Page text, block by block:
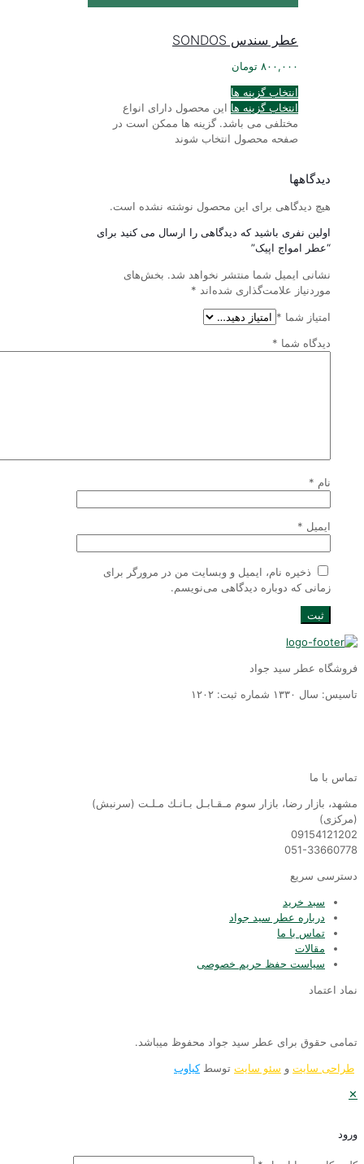
عطر سندس SONDOS
۸۰۰,۰۰۰ تومان
انتخاب گزینه ها
انتخاب گزینه ها این محصول دارای انواع
مختلفی می باشد. گزینه ها ممکن است در
صفحه محصول انتخاب شوند
دیدگاهها
هیچ دیدگاهی برای این محصول نوشته نشده است.
اولین نفری باشید که دیدگاهی را ارسال می کنید برای
“عطر امواج اپیک”
نشانی ایمیل شما منتشر نخواهد شد. بخش‌های
موردنیاز علامت‌گذاری شده‌اند*
امتیاز شما*
دیدگاه شما*
نام*
ایمیل *
ذخیره نام، ایمیل و وبسایت من در مرورگر برای
زمانی که دوباره دیدگاهی می‌نویسم.
عطر سید جواد
سال ١٣٣٠ شماره ثبت: ١٢٠٢
با ما
بازار رضا، بازار سوم مـقـابـل بـانـك مـلـت (سرنبش)
051-
سریع
سبد خرید
درباره عطر سید جواد
تماس با ما
مقالات
سیاست حفظ حریم خصوصی
اعتماد
حقوق برای عطر سید جواد محفوظ میباشد.
طراحی سایتو سئو سایتتوسطکیاوب